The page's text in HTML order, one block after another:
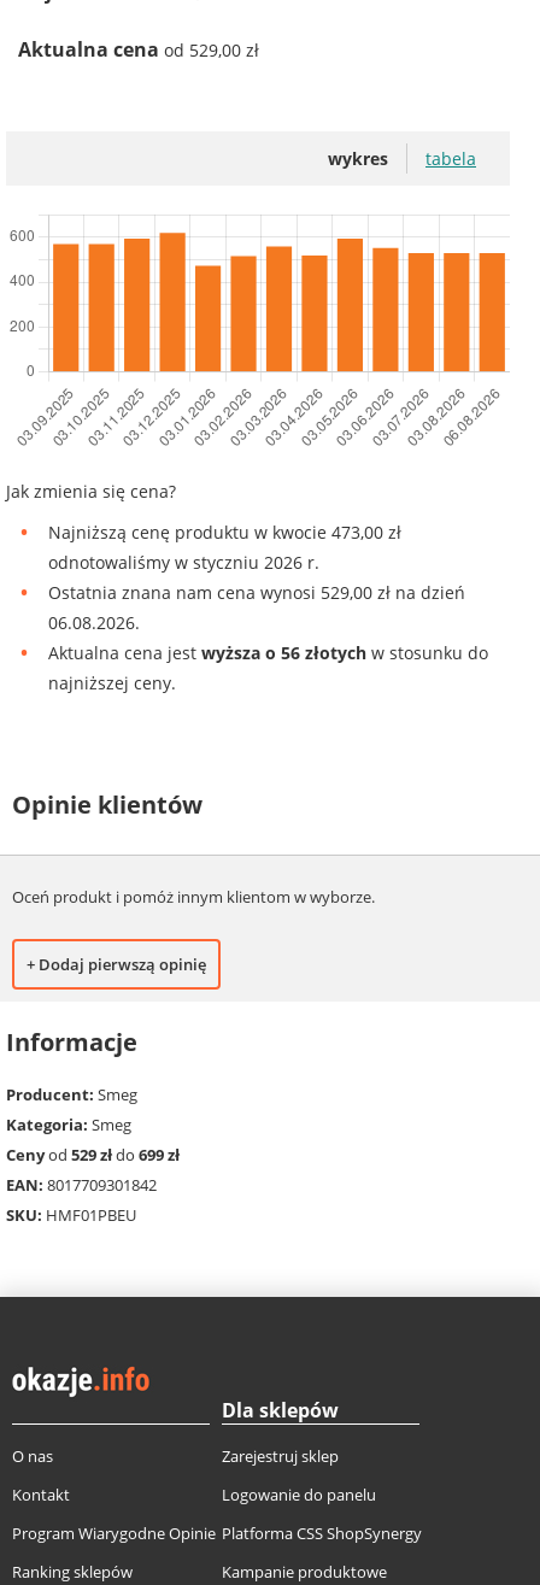
Aktualna cena od 529,00 zł
wykres tabela
Jak zmienia się cena?
Najniższą cenę produktu w kwocie 473,00 zł
odnotowaliśmy w styczniu 2026 r.
Ostatnia znana nam cena wynosi 529,00 zł na dzień
06.08.2026.
Aktualna cena jest wyższa o 56 złotych w stosunku do
najniższej ceny.
Opinie klientów
Oceń produkt i pomóż innym klientom w wyborze.
+ Dodaj pierwszą opinię
Informacje
Producent: Smeg
Kategoria: Smeg
Cenyod 529 złdo 699 zł
EAN: 8017709301842
SKU: HMF01PBEU
O nas
Kontakt
Program Wiarygodne Opinie
Ranking sklepów
Dla sklepów
Zarejestruj sklep
Logowanie do panelu
Platforma CSS ShopSynergy
Kampanie produktowe